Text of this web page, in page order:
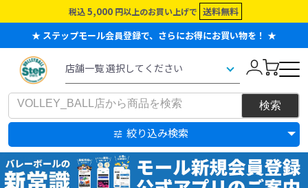
税込 5,000 円以上のお買い上げで 送料無料
★ ステップモール会員登録で、さらにお得にお買い物を！ ★
絞り込み検索